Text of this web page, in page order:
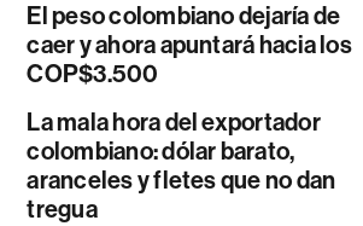
El peso colombiano dejaría de
caer y ahora apuntará hacia los
COP$3.500
La mala hora del exportador
colombiano: dólar barato,
aranceles y fletes que no dan
tregua